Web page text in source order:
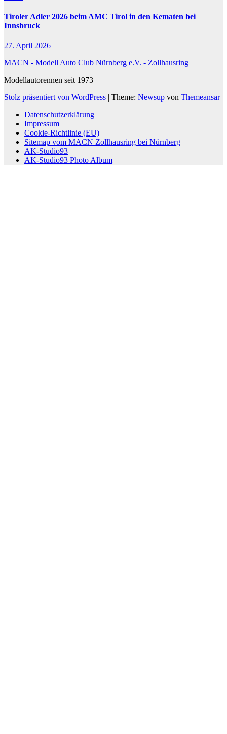
Tiroler Adler 2026 beim AMC Tirol in den Kematen bei
Innsbruck
27. April 2026
MACN - Modell Auto Club Nürnberg e.V. - Zollhausring
Modellautorennen seit 1973
Stolz präsentiert von WordPress | Theme: Newsup von Themeansar
Datenschutzerklärung
Impressum
Cookie-Richtlinie (EU)
Sitemap vom MACN Zollhausring bei Nürnberg
AK-Studio93
AK-Studio93 Photo Album